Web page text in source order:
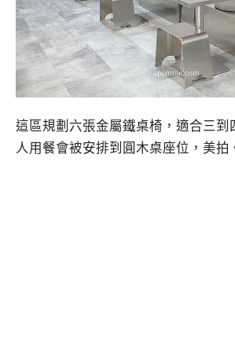
這區規劃六張金屬鐵桌椅，適合三到
人用餐會被安排到圓木桌座位，美拍